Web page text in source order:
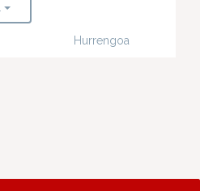
Hurrengoa